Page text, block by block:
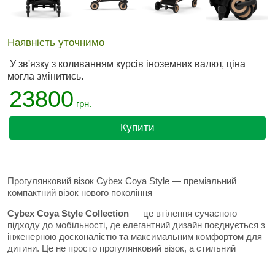
Наявність уточнимо
У зв'язку з коливанням курсів іноземних валют, ціна
могла змінитись.
23800 грн.
Купити
Прогулянковий візок Cybex Coya Style — преміальний
компактний візок нового покоління
Cybex Coya Style Collection — це втілення сучасного
підходу до мобільності, де елегантний дизайн поєднується з
інженерною досконалістю та максимальним комфортом для
дитини. Це не просто прогулянковий візок, а стильний